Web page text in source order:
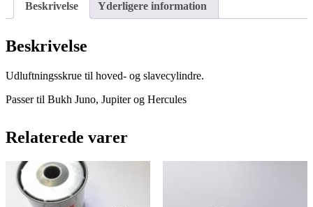
Beskrivelse Yderligere information
Beskrivelse
Udluftningsskrue til hoved- og slavecylindre.
Passer til Bukh Juno, Jupiter og Hercules
Relaterede varer